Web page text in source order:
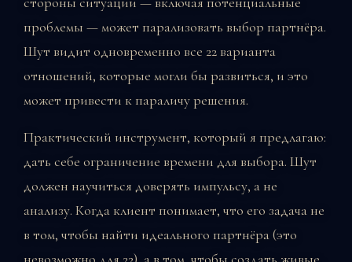
проблемы — может парализовать выбор партнёра.
Шут видит одновременно все 22 варианта
отношений, которые могли бы развиться, и это
может привести к параличу решения.
Практический инструмент, который я предлагаю:
дать себе ограничение времени для выбора. Шут
должен научиться доверять импульсу, а не
анализу. Когда клиент понимает, что его задача не
в том, чтобы найти идеального партнёра (это